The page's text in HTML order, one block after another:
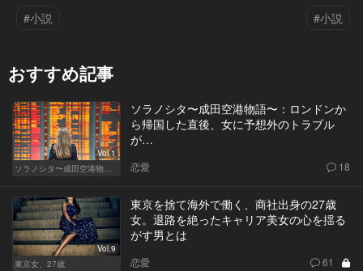
#小説 #小説
おすすめ記事
Vol.1
ソラノシタ〜成田空港物語〜
ソラノシタ〜成田空港物語〜：ロンドンか
ら帰国した直後、女に予想外のトラブル
が…
恋愛 18
Vol.9
東京女、27歳
東京を捨て海外で働く、商社出身の27歳
女。退路を絶ったキャリア美女の心を揺る
がす男とは
恋愛 61